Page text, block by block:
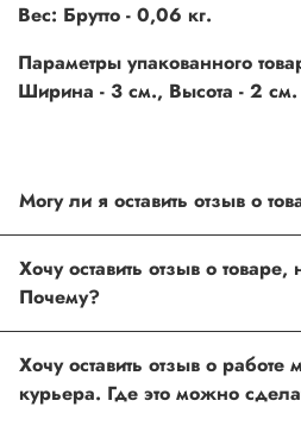
Вес: Брутто - 0,06 кг.
Параметры упакованного
Ширина - 3 см., Высота - 2 см.
Могу ли я оставить отзыв о
специальное поле, где Вы можете
Также Вы можете присвоить
звёзд. Все отзывы о товарах
Хочу оставить отзыв о товаре,
Почему?
полей. Если поля заполнены
нами по телефону +7 (812) 565-
Хочу оставить отзыв о
курьера. Где это можно